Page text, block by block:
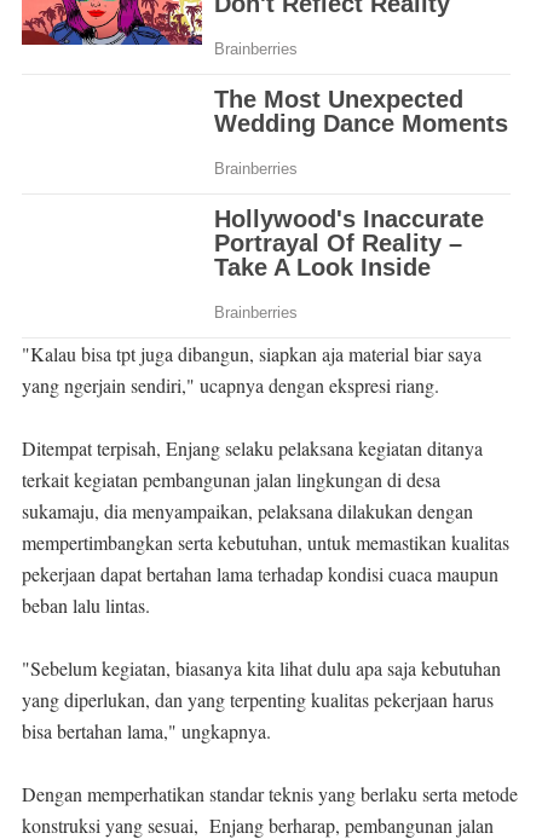
"Kalau bisa tpt juga dibangun, siapkan aja material biar saya
yang ngerjain sendiri," ucapnya dengan ekspresi riang.
Ditempat terpisah, Enjang selaku pelaksana kegiatan ditanya
terkait kegiatan pembangunan jalan lingkungan di desa
sukamaju, dia menyampaikan, pelaksana dilakukan dengan
mempertimbangkan serta kebutuhan, untuk memastikan kualitas
pekerjaan dapat bertahan lama terhadap kondisi cuaca maupun
beban lalu lintas.
"Sebelum kegiatan, biasanya kita lihat dulu apa saja kebutuhan
yang diperlukan, dan yang terpenting kualitas pekerjaan harus
bisa bertahan lama," ungkapnya.
Dengan memperhatikan standar teknis yang berlaku serta metode
konstruksi yang sesuai, Enjang berharap, pembangunan jalan